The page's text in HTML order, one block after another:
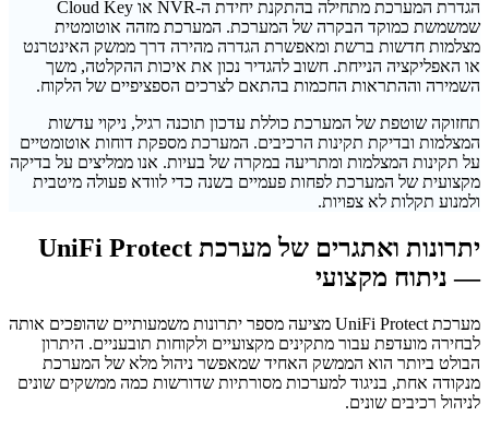
הגדרת המערכת מתחילה בהתקנת יחידת ה-NVR או Cloud Key
שמשמשת כמוקד הבקרה של המערכת. המערכת מזהה אוטומטית
מצלמות חדשות ברשת ומאפשרת הגדרה מהירה דרך ממשק האינטרנט
או האפליקציה הנייחת. חשוב להגדיר נכון את איכות ההקלטה, משך
השמירה וההתראות החכמות בהתאם לצרכים הספציפיים של הלקוח.
תחזוקה שוטפת של המערכת כוללת עדכון תוכנה רגיל, ניקוי עדשות
המצלמות ובדיקת תקינות הרכיבים. המערכת מספקת דוחות אוטומטיים
על תקינות המצלמות ומתריעה במקרה של בעיות. אנו ממליצים על בדיקה
מקצועית של המערכת לפחות פעמיים בשנה כדי לוודא פעולה מיטבית
ולמנוע תקלות לא צפויות.
יתרונות ואתגרים של מערכת UniFi Protect
— ניתוח מקצועי
מערכת UniFi Protect מציעה מספר יתרונות משמעותיים שהופכים אותה
לבחירה מועדפת עבור מתקינים מקצועיים ולקוחות תובעניים. היתרון
הבולט ביותר הוא הממשק האחיד שמאפשר ניהול מלא של המערכת
מנקודה אחת, בניגוד למערכות מסורתיות שדורשות כמה ממשקים שונים
לניהול רכיבים שונים.